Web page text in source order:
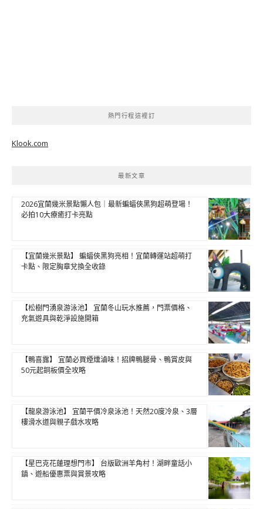
熱門行程這裡訂
Klook.com
最新文章
2026宜蘭幾米景點懶人包｜最新蝙蝠俠黑狗超萌登場！
必拍10大療癒打卡亮點
【宜蘭幾米景點】 蝙蝠俠黑狗亮相！宜蘭轉運站超萌打
卡點、限定胸章兌換全收錄
【松樹門湧泉游泳池】 宜蘭冬山玩水推薦，門票價格、
充氣遊具與乾淨設施開箱
【鴨喜露】 宜蘭必買煙燻滷味！招牌鴨腿骨、鴨賞皮與
50元起銅板價全攻略
【龍泉游泳池】 宜蘭平價冷泉泳池！天然20度冷泉、3層
樓滑水道與親子戲水攻略
【星巴克花蓮理想門市】 台版歐洲羊角村！湖畔童話小
鎮、遊船優惠票與賞景攻略